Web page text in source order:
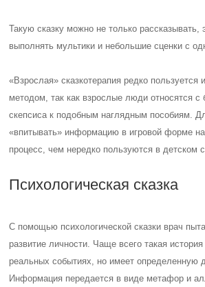
Такую сказку можно не только рассказывать,
выполнять мультики и небольшие сценки с
«Взрослая» сказкотерапия редко пользуется
методом, так как взрослые люди относятся
скепсиса к подобным наглядным пособиям.
«впитывать» информацию в игровой форме
процесс, чем нередко пользуются в детском
Психологическая сказка
С помощью психологической сказки врач
развитие личности. Чаще всего такая
реальных событиях, но имеет определенную
Информация передается в виде метафор и